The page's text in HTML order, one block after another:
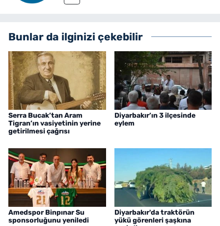
Bunlar da ilginizi çekebilir
Serra Bucak’tan Aram
Tigran’ın vasiyetinin yerine
getirilmesi çağrısı
Diyarbakır’ın 3 ilçesinde
eylem
Amedspor Binpınar Su
sponsorluğunu yeniledi
Diyarbakır'da traktörün
yükü görenleri şaşkına